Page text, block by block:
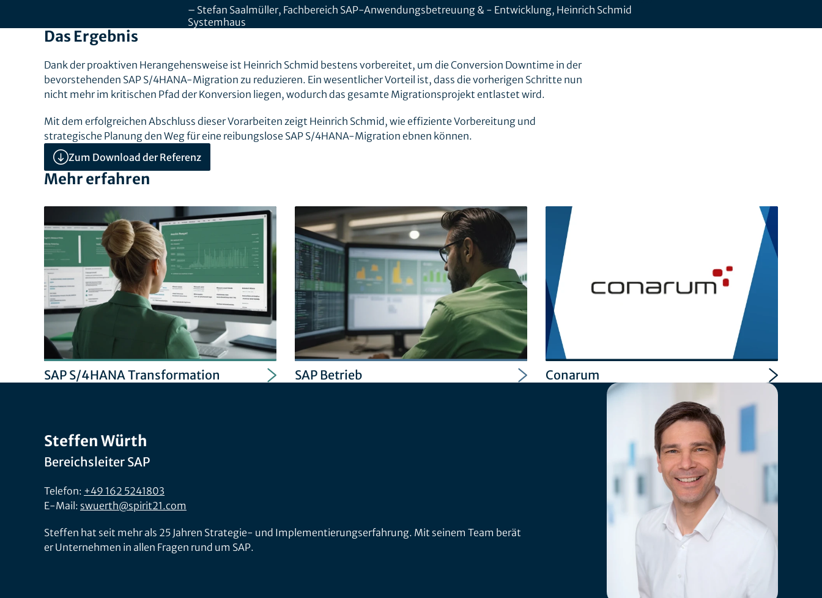
Stefan Saalmüller, Fachbereich SAP-Anwendungsbetreuung & - Entwicklung, Heinrich Schmid
Systemhaus
Das Ergebnis
Dank der proaktiven Herangehensweise ist Heinrich Schmid bestens vorbereitet, um die Conversion Downtime in der
bevorstehenden SAP S/4HANA-Migration zu reduzieren. Ein wesentlicher Vorteil ist, dass die vorherigen Schritte nun
nicht mehr im kritischen Pfad der Konversion liegen, wodurch das gesamte Migrationsprojekt entlastet wird.
Mit dem erfolgreichen Abschluss dieser Vorarbeiten zeigt Heinrich Schmid, wie effiziente Vorbereitung und
strategische Planung den Weg für eine reibungslose SAP S/4HANA-Migration ebnen können.
Zum Download der Referenz
Mehr erfahren
SAP S/4HANA Transformation SAP Betrieb Conarum
Steffen Würth
Bereichsleiter SAP
Telefon: +49 162 5241803
E-Mail: swuerth@spirit21.com
Steffen hat seit mehr als 25 Jahren Strategie- und Implementierungserfahrung. Mit seinem Team berät
er Unternehmen in allen Fragen rund um SAP.